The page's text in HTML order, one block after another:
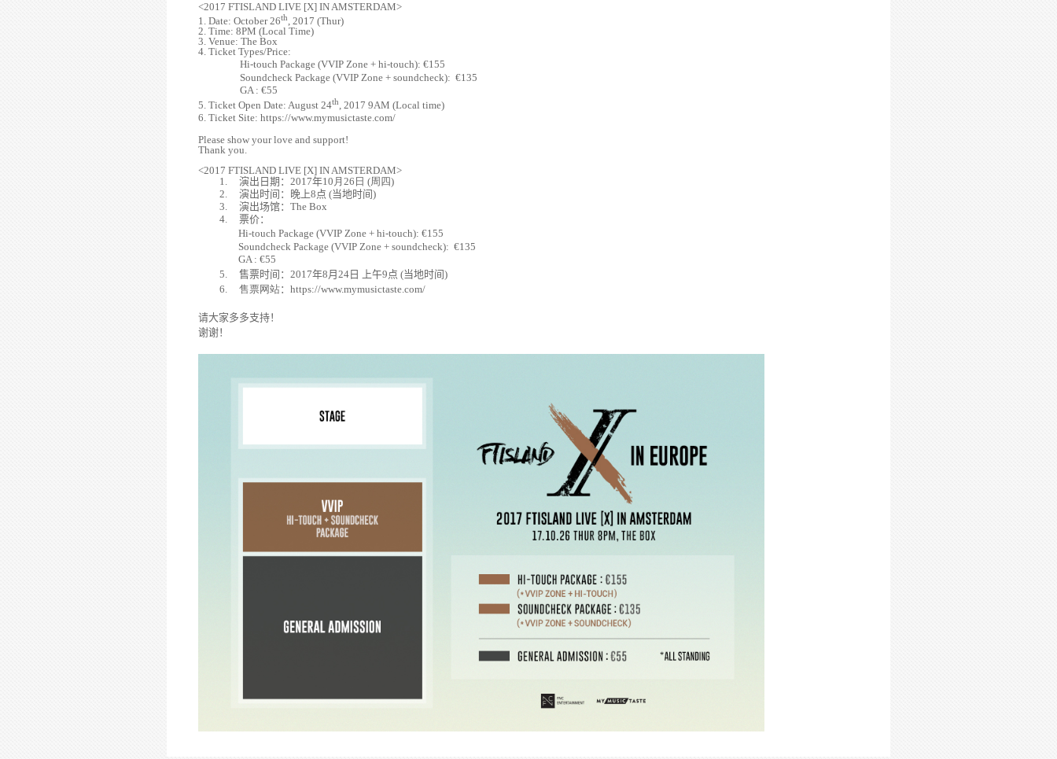
<2017 FTISLAND LIVE [X] IN AMSTERDAM>
1. Date: October 26th
, 2017 (Thur)
2. Time: 8PM (Local Time)
3. Venue: The Box
4. Ticket Types/Price:
Hi-touch Package (VVIP Zone + hi-touch): €155
Soundcheck Package (VVIP Zone + soundcheck): €135
GA : €55
5. Ticket Open Date: August 24th
, 2017 9AM (Local time)
6. Ticket Site: https://www.mymusictaste.com/
Please show your love and support!
Thank you.
<2017 FTISLAND LIVE [X] IN AMSTERDAM>
1.
演出日期： 2017年10 月 26 日 (周四)
2.
演出 时间 ： 晚 上8 点 (当地 时间)
3.
演出场馆： The Box
4.
票价：
Hi-touch Package (VVIP Zone + hi-touch): €155
Soundcheck Package (VVIP Zone + soundcheck): €135
GA : €55
5.
售票时间 ： 2017年8 月 24日 上午9 点 (当地 时间)
6.
售票网站： https://www.mymusictaste.com/
请大家多多支持！
谢谢！